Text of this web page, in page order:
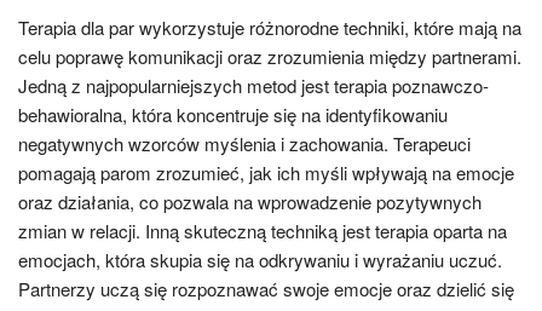
Terapia dla par wykorzystuje różnorodne techniki, które mają na
celu poprawę komunikacji oraz zrozumienia między partnerami.
Jedną z najpopularniejszych metod jest terapia poznawczo-
behawioralna, która koncentruje się na identyfikowaniu
negatywnych wzorców myślenia i zachowania. Terapeuci
pomagają parom zrozumieć, jak ich myśli wpływają na emocje
oraz działania, co pozwala na wprowadzenie pozytywnych
zmian w relacji. Inną skuteczną techniką jest terapia oparta na
emocjach, która skupia się na odkrywaniu i wyrażaniu uczuć.
Partnerzy uczą się rozpoznawać swoje emocje oraz dzielić się